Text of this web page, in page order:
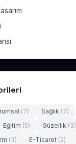
(7) Sağlık (7)
Eğitim (5) Güzellik (3)
(3) E-Ticaret (2)